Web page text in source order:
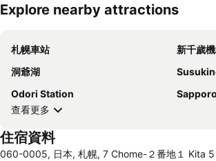
Explore nearby attractions
札幌車站 新千歲
洞爺湖
Odori Station
查看更多
住宿資料
060-0005, 日本, 札幌, 7 Chome-２番地１ Kita